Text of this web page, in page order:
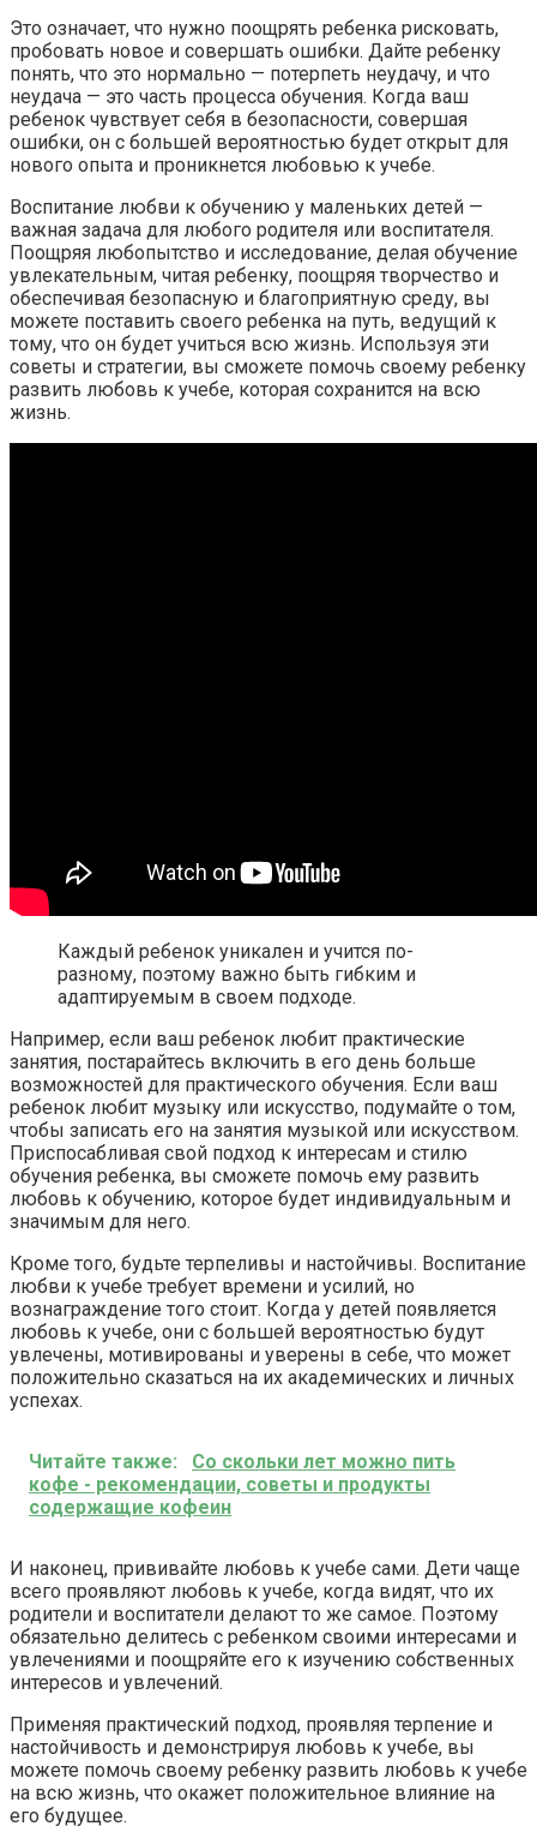
Это означает, что нужно поощрять ребенка рисковать,
пробовать новое и совершать ошибки. Дайте ребенку
понять, что это нормально — потерпеть неудачу, и что
неудача — это часть процесса обучения. Когда ваш
ребенок чувствует себя в безопасности, совершая
ошибки, он с большей вероятностью будет открыт для
нового опыта и проникнется любовью к учебе.
Воспитание любви к обучению у маленьких детей —
важная задача для любого родителя или воспитателя.
Поощряя любопытство и исследование, делая обучение
увлекательным, читая ребенку, поощряя творчество и
обеспечивая безопасную и благоприятную среду, вы
можете поставить своего ребенка на путь, ведущий к
тому, что он будет учиться всю жизнь. Используя эти
советы и стратегии, вы сможете помочь своему ребенку
развить любовь к учебе, которая сохранится на всю
жизнь.
Каждый ребенок уникален и учится по-
разному, поэтому важно быть гибким и
адаптируемым в своем подходе.
Например, если ваш ребенок любит практические
занятия, постарайтесь включить в его день больше
возможностей для практического обучения. Если ваш
ребенок любит музыку или искусство, подумайте о том,
чтобы записать его на занятия музыкой или искусством.
Приспосабливая свой подход к интересам и стилю
обучения ребенка, вы сможете помочь ему развить
любовь к обучению, которое будет индивидуальным и
значимым для него.
Кроме того, будьте терпеливы и настойчивы. Воспитание
любви к учебе требует времени и усилий, но
вознаграждение того стоит. Когда у детей появляется
любовь к учебе, они с большей вероятностью будут
увлечены, мотивированы и уверены в себе, что может
положительно сказаться на их академических и личных
успехах.
Читайте также:
Со скольки лет можно пить
кофе - рекомендации, советы и продукты
содержащие кофеин
И наконец, прививайте любовь к учебе сами. Дети чаще
всего проявляют любовь к учебе, когда видят, что их
родители и воспитатели делают то же самое. Поэтому
обязательно делитесь с ребенком своими интересами и
увлечениями и поощряйте его к изучению собственных
интересов и увлечений.
Применяя практический подход, проявляя терпение и
настойчивость и демонстрируя любовь к учебе, вы
можете помочь своему ребенку развить любовь к учебе
на всю жизнь, что окажет положительное влияние на
его будущее.